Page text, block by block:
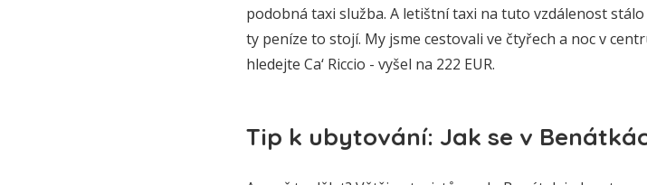
podobná taxi služba. A letištní taxi na tuto vzdálenost stálo
ty peníze to stojí. My jsme cestovali ve čtyřech a noc v
hledejte Ca‘ Riccio - vyšel na 222 EUR.
Tip k ubytování: Jak se v